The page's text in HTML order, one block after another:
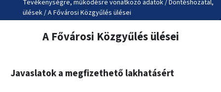
Tevékenységre, működésre vonatkozó adatok / Döntéshozatal,
ülések / A Fővárosi Közgyűlés ülései
A Fővárosi Közgyűlés ülései
Javaslatok a megfizethető lakhatásért